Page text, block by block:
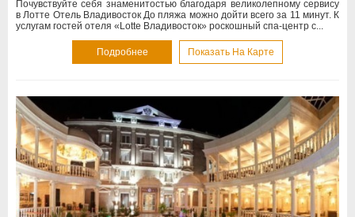
Почувствуйте себя знаменитостью благодаря великолепному сервису
в Лотте Отель Владивосток До пляжа можно дойти всего за 11 минут. К
услугам гостей отеля «Lotte Владивосток» роскошный спа-центр с...
Подробнее Показать На Карте